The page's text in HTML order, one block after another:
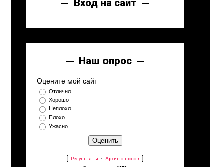
Вход на сайт
Наш опрос
Оцените мой сайт
Отлично
Хорошо
Неплохо
Плохо
Ужасно
[ Результаты · Архив опросов ]